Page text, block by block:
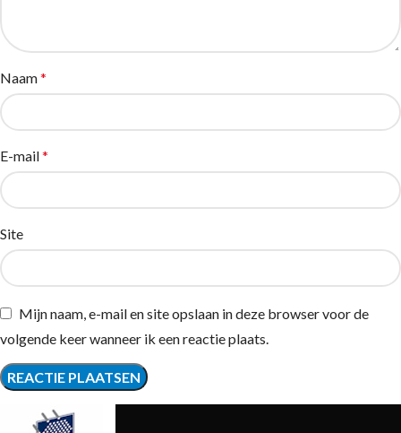
Naam*
E-mail*
Site
Mijn naam, e-mail en site opslaan in deze browser voor de
volgende keer wanneer ik een reactie plaats.